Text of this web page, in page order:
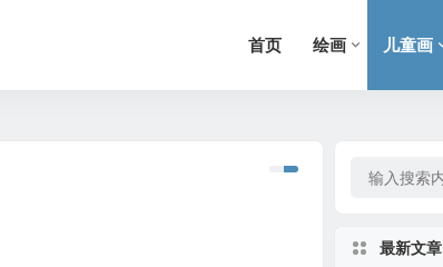
首页 绘画 儿童画
最新文章